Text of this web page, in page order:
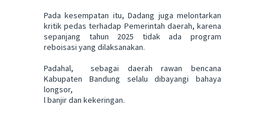
Pada kesempatan itu, Dadang juga melontarkan
kritik pedas terhadap Pemerintah daerah, karena
sepanjang tahun 2025 tidak ada program
reboisasi yang dilaksanakan.
Padahal, sebagai daerah rawan bencana
Kabupaten Bandung selalu dibayangi bahaya
longsor,
l banjir dan kekeringan.